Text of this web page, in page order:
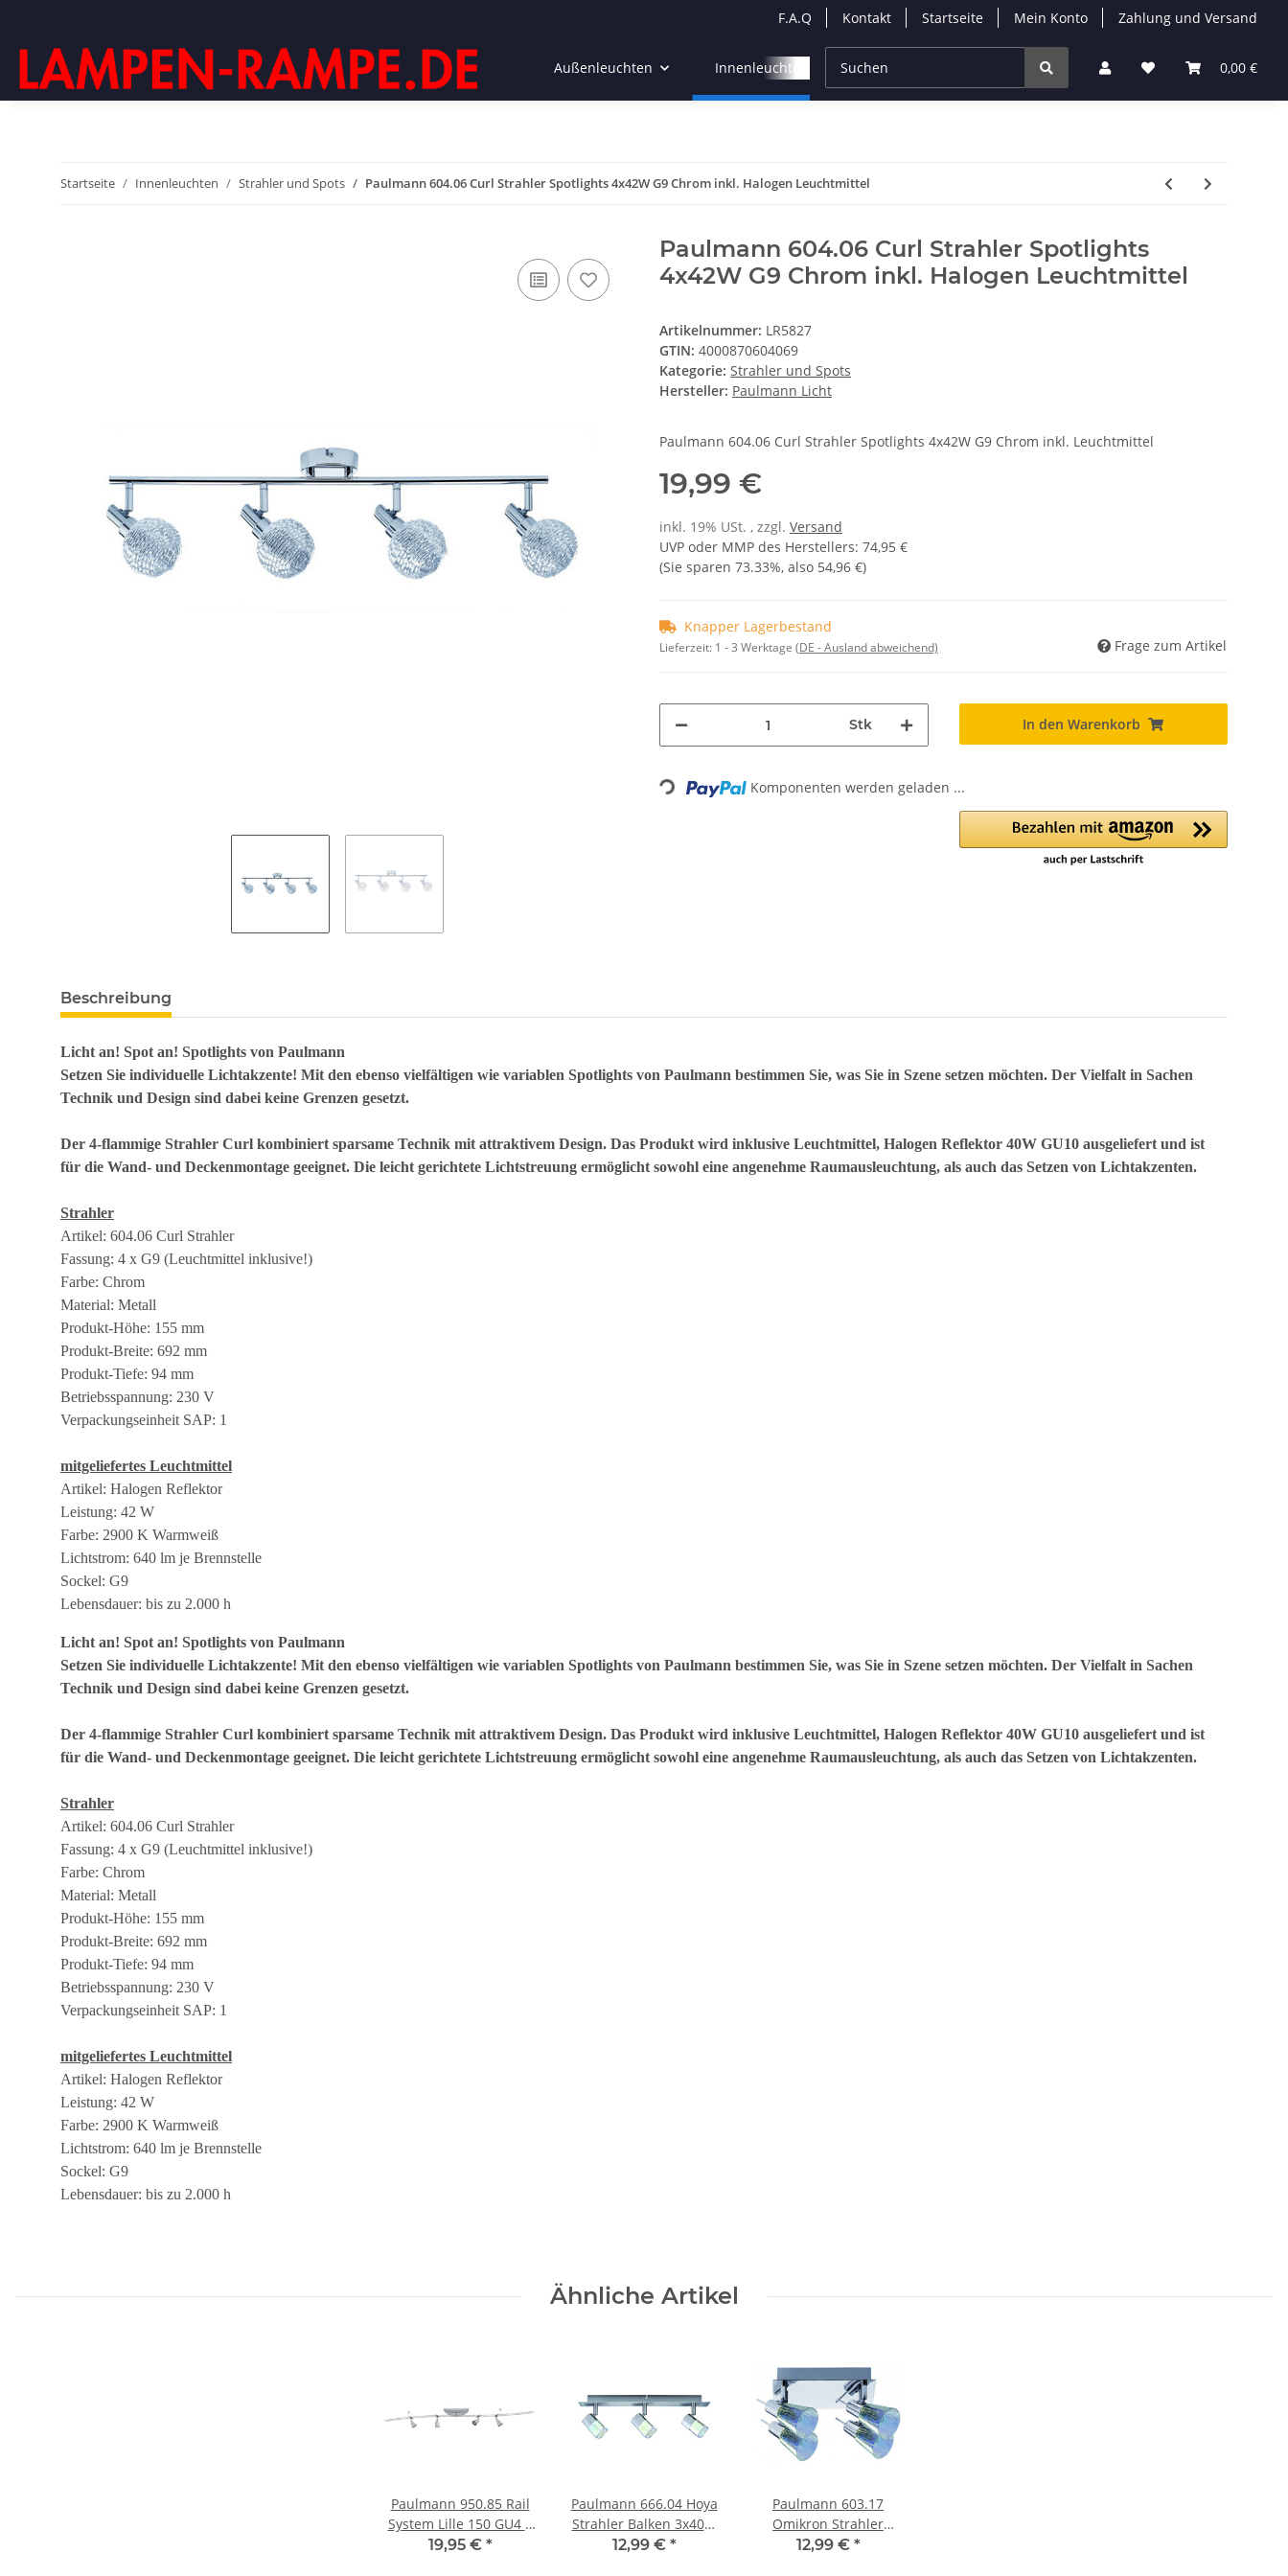
F.A.Q Kontakt Startseite Mein Konto Zahlung und Versand
0,00 €
Außenleuchten Innenleuchten Leuchtmittel Solarleuchten Zubehör
Startseite Innenleuchten Strahler und Spots Paulmann 604.06 Curl Strahler Spotlights 4x42W G9 Chrom inkl. Halogen Leuchtmittel
Paulmann 604.06 Curl Strahler Spotlights
4x42W G9 Chrom inkl. Halogen Leuchtmittel
Artikelnummer: LR5827
GTIN: 4000870604069
Kategorie: Strahler und Spots
Hersteller: Paulmann Licht
Paulmann 604.06 Curl Strahler Spotlights 4x42W G9 Chrom inkl. Leuchtmittel
19,99 €
inkl. 19% USt. , zzgl. Versand
UVP oder MMP des Herstellers: 74,95 €
(Sie sparen 73.33%, also 54,96 €)
Knapper Lagerbestand
Lieferzeit: 1 - 3 Werktage (DE - Ausland abweichend) Frage zum Artikel
Stk In den Warenkorb
Loading... Komponenten werden geladen ...
Beschreibung
Licht an! Spot an! Spotlights von Paulmann
Setzen Sie individuelle Lichtakzente! Mit den ebenso vielfältigen wie variablen Spotlights von Paulmann bestimmen Sie, was Sie in Szene setzen möchten. Der Vielfalt in Sachen
Technik und Design sind dabei keine Grenzen gesetzt.
Der 4-flammige Strahler Curl kombiniert sparsame Technik mit attraktivem Design. Das Produkt wird inklusive Leuchtmittel, Halogen Reflektor 40W GU10 ausgeliefert und ist
für die Wand- und Deckenmontage geeignet. Die leicht gerichtete Lichtstreuung ermöglicht sowohl eine angenehme Raumausleuchtung, als auch das Setzen von Lichtakzenten.
Strahler
Artikel: 604.06 Curl Strahler
Fassung: 4 x G9 (Leuchtmittel inklusive!)
Farbe: Chrom
Material: Metall
Produkt-Höhe: 155 mm
Produkt-Breite: 692 mm
Produkt-Tiefe: 94 mm
Betriebsspannung: 230 V
Verpackungseinheit SAP: 1
mitgeliefertes Leuchtmittel
Artikel: Halogen Reflektor
Leistung: 42 W
Farbe: 2900 K Warmweiß
Lichtstrom: 640 lm je Brennstelle
Sockel: G9
Lebensdauer: bis zu 2.000 h
Licht an! Spot an! Spotlights von Paulmann
Setzen Sie individuelle Lichtakzente! Mit den ebenso vielfältigen wie variablen Spotlights von Paulmann bestimmen Sie, was Sie in Szene setzen möchten. Der Vielfalt in Sachen
Technik und Design sind dabei keine Grenzen gesetzt.
Der 4-flammige Strahler Curl kombiniert sparsame Technik mit attraktivem Design. Das Produkt wird inklusive Leuchtmittel, Halogen Reflektor 40W GU10 ausgeliefert und ist
für die Wand- und Deckenmontage geeignet. Die leicht gerichtete Lichtstreuung ermöglicht sowohl eine angenehme Raumausleuchtung, als auch das Setzen von Lichtakzenten.
Strahler
Artikel: 604.06 Curl Strahler
Fassung: 4 x G9 (Leuchtmittel inklusive!)
Farbe: Chrom
Material: Metall
Produkt-Höhe: 155 mm
Produkt-Breite: 692 mm
Produkt-Tiefe: 94 mm
Betriebsspannung: 230 V
Verpackungseinheit SAP: 1
mitgeliefertes Leuchtmittel
Artikel: Halogen Reflektor
Leistung: 42 W
Farbe: 2900 K Warmweiß
Lichtstrom: 640 lm je Brennstelle
Sockel: G9
Lebensdauer: bis zu 2.000 h
Ähnliche Artikel
Paulmann 950.85 Rail
System Lille 150 GU4 4
x 35 W Halogen Chrom
19,95 € *
Paulmann 666.04 Hoya
Strahler Balken 3x40W
G9 Nickel satiniert inkl.
12,99 € *
Paulmann 603.17
Omikron Strahler
Rondell 4x42W G9
12,99 € *